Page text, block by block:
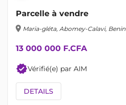
Parcelle à vendre
location_on Maria-gléta, Abomey-Calavi, Benin
13 000 000 F.CFA
verifiedVérifié(e) par AIM
DETAILS